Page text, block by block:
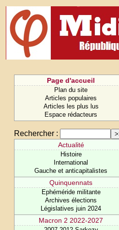
Page d'accueil
Plan du site
Articles populaires
Articles les plus lus
Espace rédacteurs
Rechercher :
Actualité
Histoire
International
Gauche et anticapitalistes
Quinquennats
Ephéméride militante
Archives élections
Législatives juin 2024
Macron 2 2022-2027